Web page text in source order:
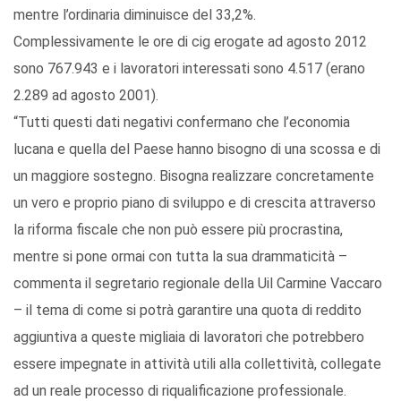
mentre l’ordinaria diminuisce del 33,2%.
Complessivamente le ore di cig erogate ad agosto 2012
sono 767.943 e i lavoratori interessati sono 4.517 (erano
2.289 ad agosto 2001).
“Tutti questi dati negativi confermano che l’economia
lucana e quella del Paese hanno bisogno di una scossa e di
un maggiore sostegno. Bisogna realizzare concretamente
un vero e proprio piano di sviluppo e di crescita attraverso
la riforma fiscale che non può essere più procrastina,
mentre si pone ormai con tutta la sua drammaticità –
commenta il segretario regionale della Uil Carmine Vaccaro
– il tema di come si potrà garantire una quota di reddito
aggiuntiva a queste migliaia di lavoratori che potrebbero
essere impegnate in attività utili alla collettività, collegate
ad un reale processo di riqualificazione professionale.